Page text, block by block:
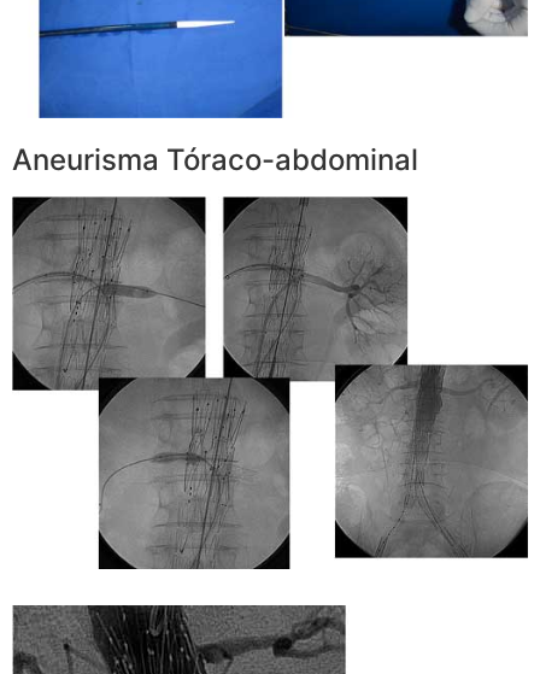
Aneurisma Tóraco-abdominal